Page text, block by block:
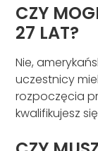
CZY
27 LAT?
Nie,
uczestnicy
rozpoczęcia
kwalifikujesz